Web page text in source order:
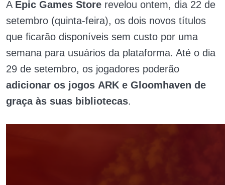
A Epic Games Store revelou ontem, dia 22 de
setembro (quinta-feira), os dois novos títulos
que ficarão disponíveis sem custo por uma
semana para usuários da plataforma. Até o dia
29 de setembro, os jogadores poderão
adicionar os jogos ARK e Gloomhaven de
graça às suas bibliotecas.